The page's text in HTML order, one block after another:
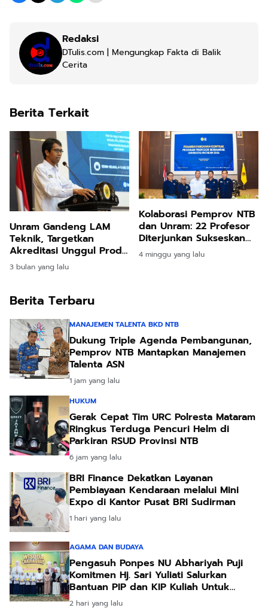
Redaksi
DTulis.com | Mengungkap Fakta di Balik
Cerita
Berita Terkait
Unram Gandeng LAM
Teknik, Targetkan
Akreditasi Unggul Prodi
Teknik 2026
3 bulan yang lalu
Kolaborasi Pemprov NTB
dan Unram: 22 Profesor
Diterjunkan Sukseskan
Desa Berdaya
4 minggu yang lalu
Berita Terbaru
MANAJEMEN TALENTA BKD NTB
Dukung Triple Agenda Pembangunan,
Pemprov NTB Mantapkan Manajemen
Talenta ASN
1 jam yang lalu
HUKUM
Gerak Cepat Tim URC Polresta Mataram
Ringkus Terduga Pencuri Helm di
Parkiran RSUD Provinsi NTB
6 jam yang lalu
BRI Finance Dekatkan Layanan
Pembiayaan Kendaraan melalui Mini
Expo di Kantor Pusat BRI Sudirman
1 hari yang lalu
AGAMA DAN BUDAYA
Pengasuh Ponpes NU Abhariyah Puji
Komitmen Hj. Sari Yuliati Salurkan
Bantuan PIP dan KIP Kuliah Untuk
Santri
2 hari yang lalu